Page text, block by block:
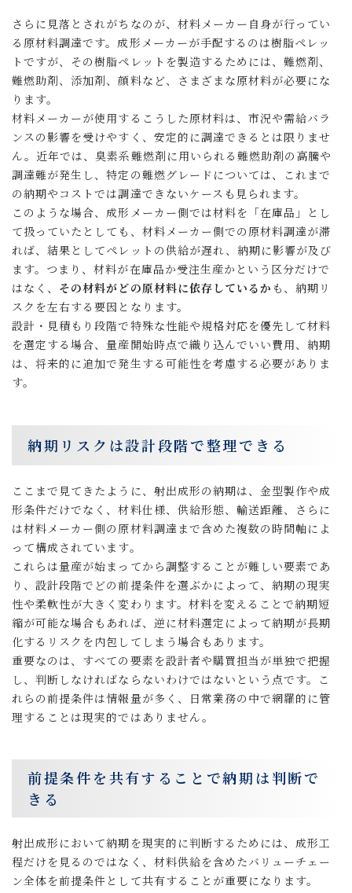
さらに見落とされがちなのが、材料メーカー自身が行ってい
る原材料調達です。成形メーカーが手配するのは樹脂ペレッ
トですが、その樹脂ペレットを製造するためには、難燃剤、
難燃助剤、添加剤、顔料など、さまざまな原材料が必要にな
ります。
材料メーカーが使用するこうした原材料は、市況や需給バラ
ンスの影響を受けやすく、安定的に調達できるとは限りませ
ん。近年では、臭素系難燃剤に用いられる難燃助剤の高騰や
調達難が発生し、特定の難燃グレードについては、これまで
の納期やコストでは調達できないケースも見られます。
このような場合、成形メーカー側では材料を「在庫品」とし
て扱っていたとしても、材料メーカー側での原材料調達が滞
れば、結果としてペレットの供給が遅れ、納期に影響が及び
ます。つまり、材料が在庫品か受注生産かという区分だけで
はなく、 その材料がどの原材料に依存しているか も、納期リ
スクを左右する要因となります。
設計・見積もり段階で特殊な性能や規格対応を優先して材料
を選定する場合、量産開始時点で織り込んでいい費用、納期
は、将来的に追加で発生する可能性を考慮する必要がありま
す。
納期リスクは設計段階で整理できる
ここまで見てきたように、射出成形の納期は、金型製作や成
形条件だけでなく、材料仕様、供給形態、輸送距離、さらに
は材料メーカー側の原材料調達まで含めた複数の時間軸によ
って構成されています。
これらは量産が始まってから調整することが難しい要素であ
り、設計段階でどの前提条件を選ぶかによって、納期の現実
性や柔軟性が大きく変わります。材料を変えることで納期短
縮が可能な場合もあれば、逆に材料選定によって納期が長期
化するリスクを内包してしまう場合もあります。
重要なのは、すべての要素を設計者や購買担当が単独で把握
し、判断しなければならないわけではないという点です。こ
れらの前提条件は情報量が多く、日常業務の中で網羅的に管
理することは現実的ではありません。
前提条件を共有することで納期は判断で
きる
射出成形において納期を現実的に判断するためには、成形工
程だけを見るのではなく、材料供給を含めたバリューチェー
ン全体を前提条件として共有することが重要になります。